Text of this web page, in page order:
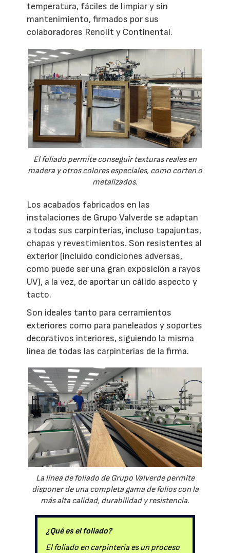
temperatura, fáciles de limpiar y sin
mantenimiento, firmados por sus
colaboradores Renolit y Continental.
El foliado permite conseguir texturas reales en
madera y otros colores especiales, como corten o
metalizados.
Los acabados fabricados en las
instalaciones de Grupo Valverde se adaptan
a todas sus carpinterías, incluso tapajuntas,
chapas y revestimientos. Son resistentes al
exterior (incluido condiciones adversas,
como puede ser una gran exposición a rayos
UV), a la vez, de aportar un cálido aspecto y
tacto.
Son ideales tanto para cerramientos
exteriores como para paneleados y soportes
decorativos interiores, siguiendo la misma
línea de todas las carpinterías de la firma.
La línea de foliado de Grupo Valverde permite
disponer de una completa gama de folios con la
más alta calidad, durabilidad y resistencia.
¿Qué es el foliado?
El foliado en carpintería es un proceso